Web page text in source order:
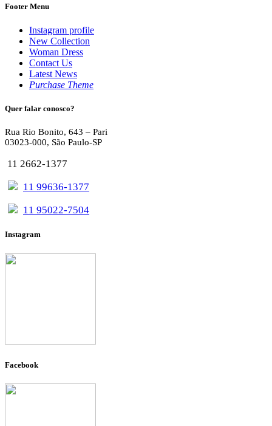
Footer Menu
Instagram profile
New Collection
Woman Dress
Contact Us
Latest News
Purchase Theme
Quer falar conosco?
Rua Rio Bonito, 643 – Pari
03023-000, São Paulo-SP
11 2662-1377
11 99636-1377
11 95022-7504
Instagram
Facebook